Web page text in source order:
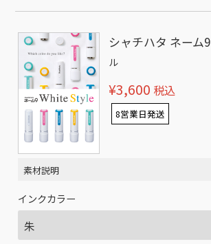
シャチハタ ネーム9
ル
¥3,600 税込
8営業日発送
素材説明
インクカラー